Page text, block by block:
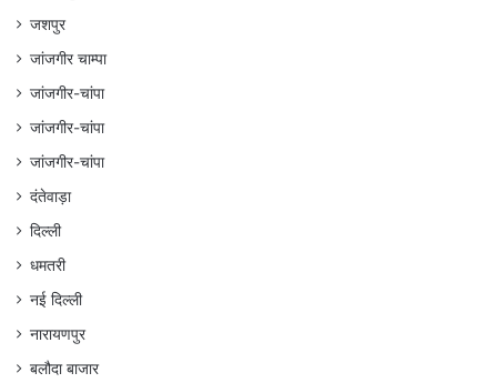
जशपुर
जांजगीर चाम्पा
जांजगीर-चांपा
जांजगीर-चांपा
जांजगीर-चांपा
दंतेवाड़ा
दिल्ली
धमतरी
नई दिल्ली
नारायणपुर
बलौदा बाजार